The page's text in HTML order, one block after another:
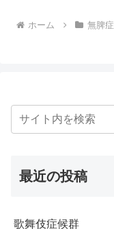
ホーム 無脾症
最近の投稿
歌舞伎症候群